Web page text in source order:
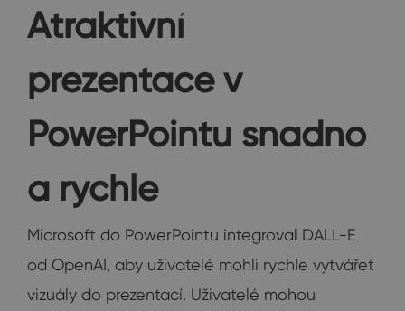
Atraktivní
prezentace v
PowerPointu snadno
a rychle
Microsoft do PowerPointu integroval DALL-E
od OpenAI, aby uživatelé mohli rychle vytvářet
vizuály do prezentací. Uživatelé mohou